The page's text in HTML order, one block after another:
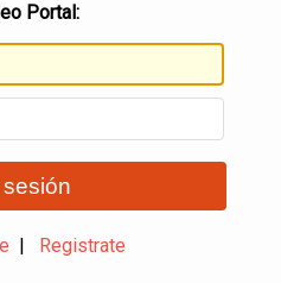
Portal:
Registrate